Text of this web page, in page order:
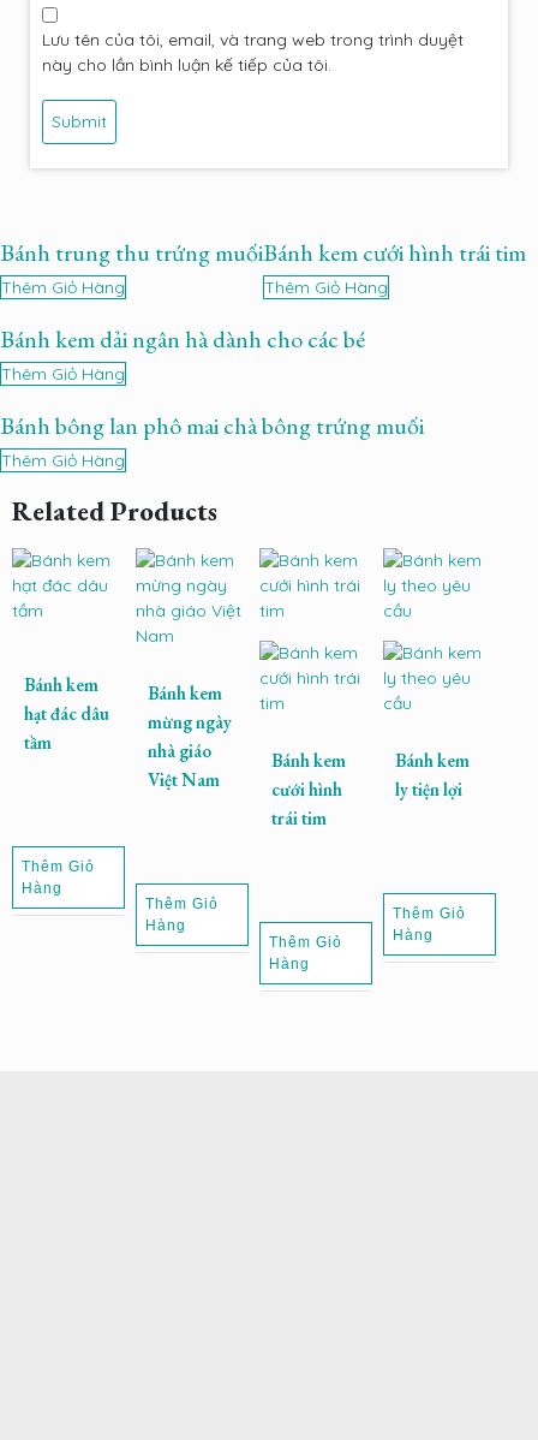
Lưu tên của tôi, email, và trang web trong trình duyệt
này cho lần bình luận kế tiếp của tôi.
Bánh trung thu trứng muối
Thêm Giỏ Hàng
Bánh kem cưới hình trái tim
Thêm Giỏ Hàng
Bánh kem dải ngân hà dành cho các bé
Thêm Giỏ Hàng
Bánh bông lan phô mai chà bông trứng muối
Thêm Giỏ Hàng
Related Products
Bánh kem
hạt đác dâu
tầm
Thêm Giỏ
Hàng
Bánh kem
mừng ngày
nhà giáo
Việt Nam
Thêm Giỏ
Hàng
Bánh kem
cưới hình
trái tim
Thêm Giỏ
Hàng
Bánh kem
ly tiện lợi
Thêm Giỏ
Hàng